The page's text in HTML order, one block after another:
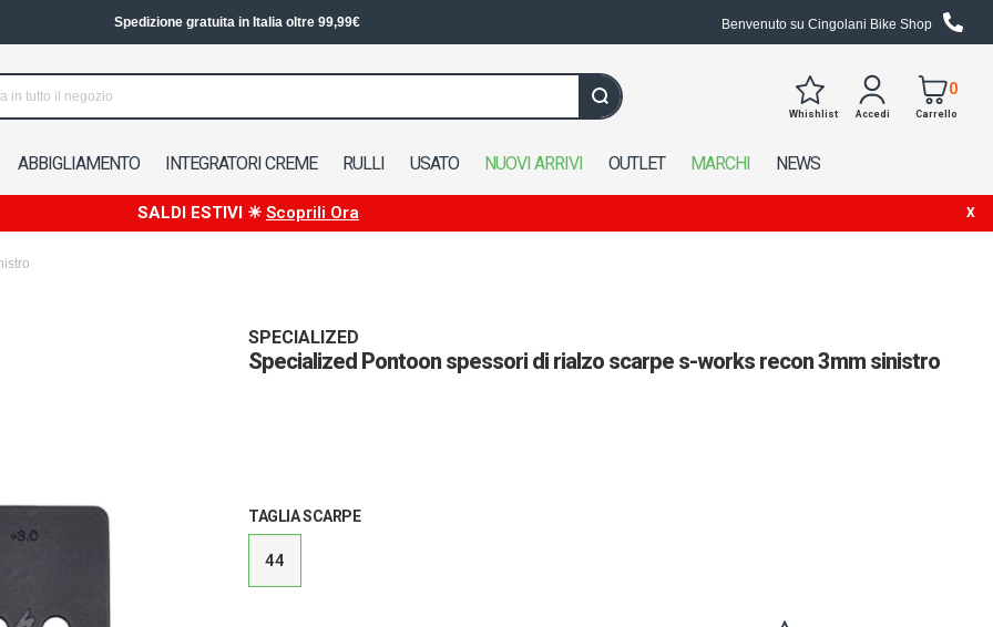
Spedizione in 24/48h in Italia Benvenuto su Cingolani Bike Shop
Accedi
Whishlist
0
Carrello
ABBIGLIAMENTO INTEGRATORI CREME RULLI USATO NUOVI ARRIVI OUTLET MARCHI NEWS
SALDI ESTIVI ☀ Scoprili Ora
SPECIALIZED
Specialized Pontoon spessori di rialzo scarpe s-works recon 3mm sinistro
TAGLIA SCARPE
44